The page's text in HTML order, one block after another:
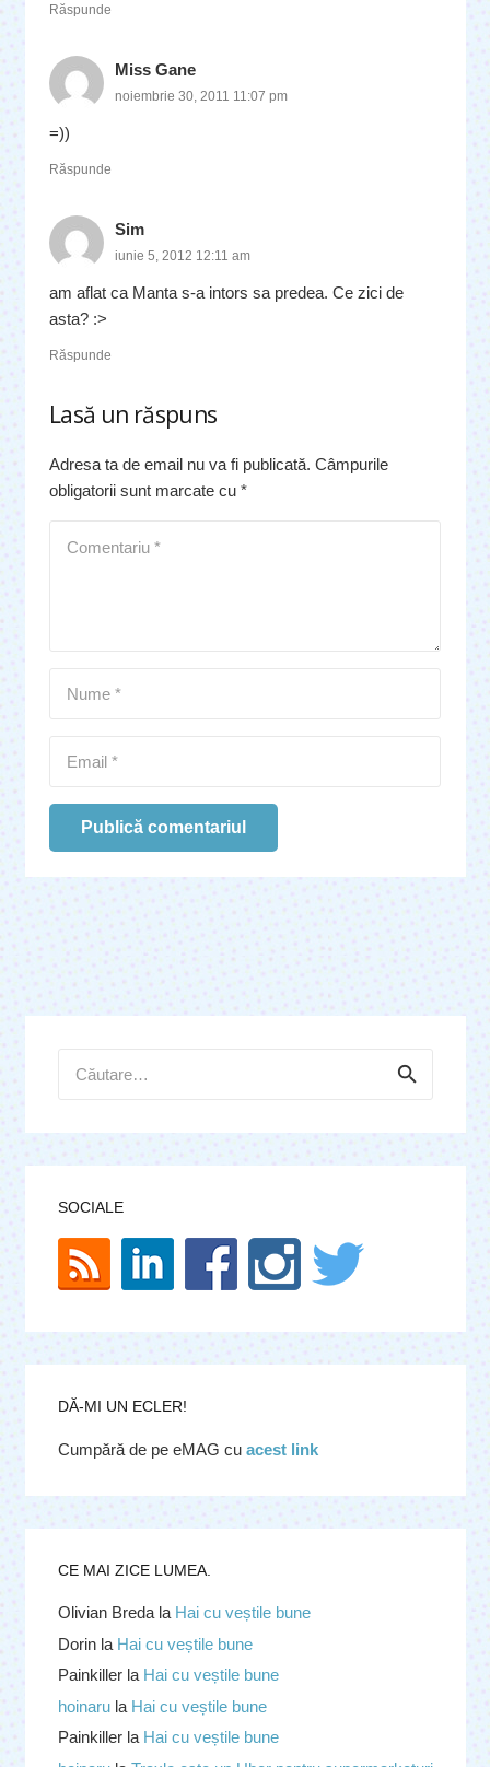
Răspunde
Miss Gane
noiembrie 30, 2011 11:07 pm
=))
Răspunde
Sim
iunie 5, 2012 12:11 am
am aflat ca Manta s-a intors sa predea. Ce zici de
asta? :>
Răspunde
Lasă un răspuns
Adresa ta de email nu va fi publicată. Câmpurile
obligatorii sunt marcate cu *
Publică comentariul
după:
SOCIALE
DĂ-MI UN ECLER!
Cumpără de pe eMAG cu acest link
CE MAI ZICE LUMEA.
Olivian Bredala Hai cu veștile bune
Dorinla Hai cu veștile bune
Painkillerla Hai cu veștile bune
hoinarula Hai cu veștile bune
Painkillerla Hai cu veștile bune